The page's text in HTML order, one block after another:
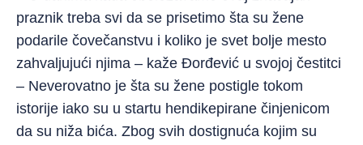
praznik treba svi da se prisetimo šta su žene
podarile čovečanstvu i koliko je svet bolje mesto
zahvaljujući njima – kaže Đorđević u svojoj čestitci
– Neverovatno je šta su žene postigle tokom
istorije iako su u startu hendikepirane činjenicom
da su niža bića. Zbog svih dostignuća kojim su